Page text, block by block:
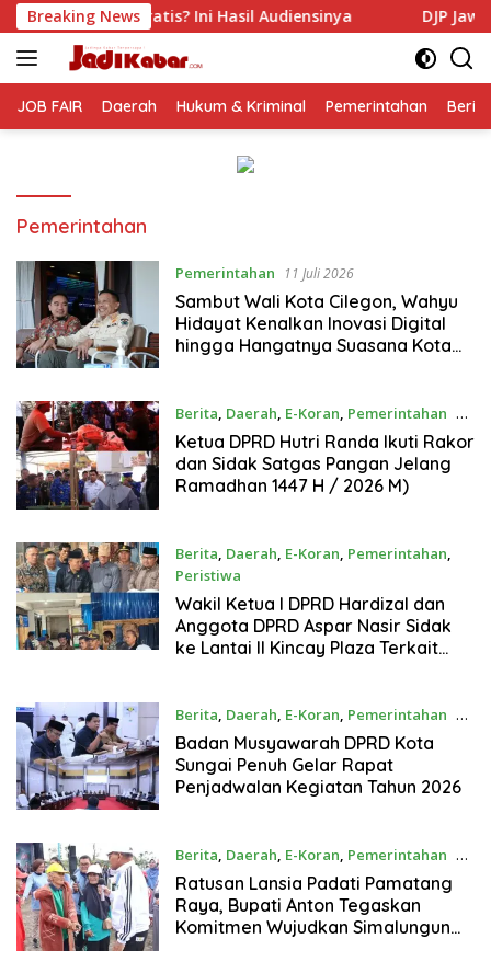
Langsung
ke
konten
Breaking News
Ini Hasil Audiensinya DJP Jawa Timur Gandeng
JOB FAIR Daerah Hukum & Kriminal Pemerintahan
Pemerintahan
Pemerintahan 11 Juli 2026
Sambut Wali Kota Cilegon, Wahyu
Hidayat Kenalkan Inovasi Digital
hingga Hangatnya Suasana Kota
Berita, Daerah, E-Koran, Pemerintahan 9
Juli 2026
Ketua DPRD Hutri Randa Ikuti Rakor
dan Sidak Satgas Pangan Jelang
Ramadhan 1447 H / 2026 M)
Berita, Daerah, E-Koran, Pemerintahan,
Peristiwa
9 Juli 2026
Wakil Ketua I DPRD Hardizal dan
Anggota DPRD Aspar Nasir Sidak
ke Lantai II Kincay Plaza Terkait
Berita, Daerah, E-Koran, Pemerintahan 9
Juli 2026
Badan Musyawarah DPRD Kota
Sungai Penuh Gelar Rapat
Penjadwalan Kegiatan Tahun 2026
Berita, Daerah, E-Koran, Pemerintahan 8
Juli 2026
Ratusan Lansia Padati Pamatang
Raya, Bupati Anton Tegaskan
Komitmen Wujudkan Simalungun